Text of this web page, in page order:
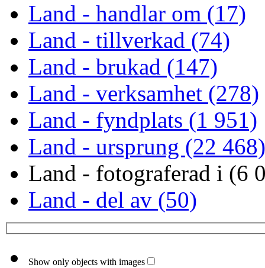
Land - handlar om (17)
Land - tillverkad (74)
Land - brukad (147)
Land - verksamhet (278)
Land - fyndplats (1 951)
Land - ursprung (22 468)
Land - fotograferad i (6
Land - del av (50)
Show only objects with images